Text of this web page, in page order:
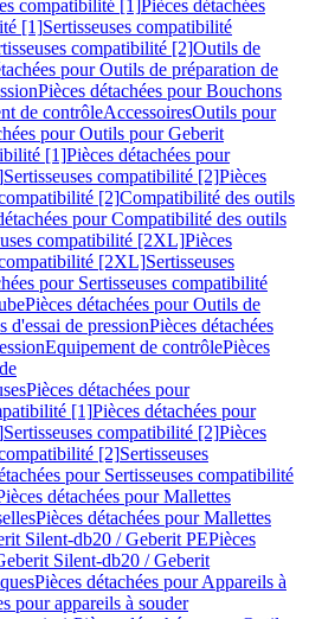
compatibilité [1]Pièces détachées
[1]Sertisseuses compatibilité
compatibilité [2]Outils de
pour Outils de préparation de
Pièces détachées pour Bouchons
de contrôleAccessoiresOutils pour
pour Outils pour Geberit
[1]Pièces détachées pour
Sertisseuses compatibilité [2]Pièces
[2]Compatibilité des outils
pour Compatibilité des outils
compatibilité [2XL]Pièces
compatibilité [2XL]Sertisseuses
pour Sertisseuses compatibilité
Pièces détachées pour Outils de
d'essai de pressionPièces détachées
Equipement de contrôlePièces
Pièces détachées pour
[1]Pièces détachées pour
Sertisseuses compatibilité [2]Pièces
[2]Sertisseuses
pour Sertisseuses compatibilité
détachées pour Mallettes
Pièces détachées pour Mallettes
Silent-db20 / Geberit PEPièces
Silent-db20 / Geberit
Pièces détachées pour Appareils à
pour appareils à souder